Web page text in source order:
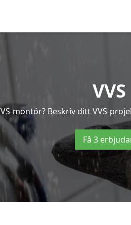
montör? Beskriv ditt VVS-
Få 3